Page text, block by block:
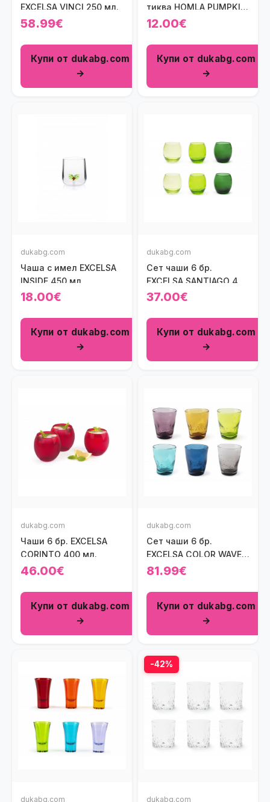
EXCELSA VINCI 250 мл.
58.99€
Купи от dukabg.com
→
тиква HOMLA PUMPKIN
600 мл.
12.00€
Купи от dukabg.com
→
dukabg.com
Чаша с имел EXCELSA
INSIDE 450 мл.
18.00€
Купи от dukabg.com
→
dukabg.com
Сет чаши 6 бр.
EXCELSA SANTIAGO 400
мл.
37.00€
Купи от dukabg.com
→
dukabg.com
Чаши 6 бр. EXCELSA
CORINTO 400 мл.
46.00€
Купи от dukabg.com
→
dukabg.com
Сет чаши 6 бр.
EXCELSA COLOR WAVE
300 мл.
81.99€
Купи от dukabg.com
→
dukabg.com
-42%
dukabg.com